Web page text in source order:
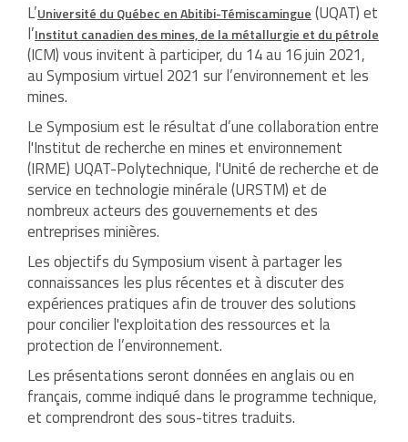
L’Université du Québec en Abitibi-Témiscamingue (UQAT) et
l’Institut canadien des mines, de la métallurgie et du pétrole
(ICM) vous invitent à participer, du 14 au 16 juin 2021,
au Symposium virtuel 2021 sur l’environnement et les
mines.
Le Symposium est le résultat d’une collaboration entre
l'Institut de recherche en mines et environnement
(IRME) UQAT-Polytechnique, l'Unité de recherche et de
service en technologie minérale (URSTM) et de
nombreux acteurs des gouvernements et des
entreprises minières.
Les objectifs du Symposium visent à partager les
connaissances les plus récentes et à discuter des
expériences pratiques afin de trouver des solutions
pour concilier l'exploitation des ressources et la
protection de l’environnement.
Les présentations seront données en anglais ou en
français, comme indiqué dans le programme technique,
et comprendront des sous-titres traduits.